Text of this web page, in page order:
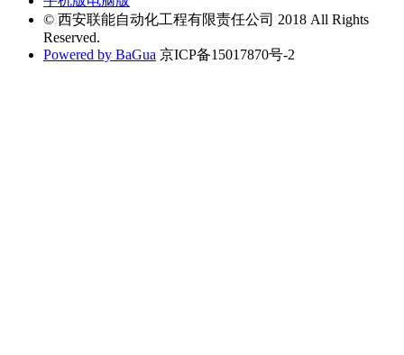
© 西安联能自动化工程有限责任公司 2018 All Rights
Reserved.
Powered by BaGua 京ICP备15017870号-2